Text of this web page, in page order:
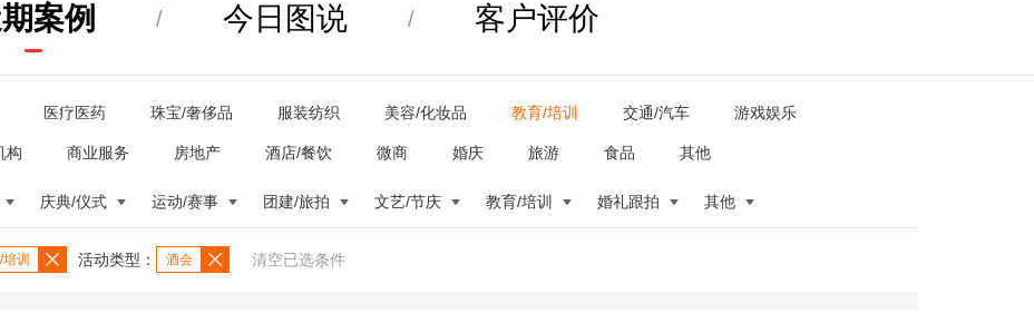
案例 / 今日图说 / 客户评价
医疗医药 珠宝/奢侈品 服装纺织 美容/化妆品 教育/培训 交通/汽车 游戏娱乐
构 商业服务 房地产 酒店/餐饮 微商 婚庆 旅游 食品 其他
庆典/仪式 运动/赛事 团建/旅拍 文艺/节庆 教育/培训 婚礼跟拍 其他
训 活动类型： 酒会 清空已选条件